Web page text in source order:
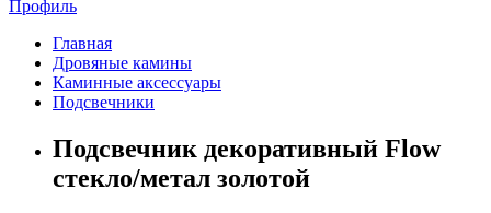
Профиль
Главная
Дровяные камины
Каминные аксессуары
Подсвечники
Подсвечник декоративный Flow
стекло/метал золотой